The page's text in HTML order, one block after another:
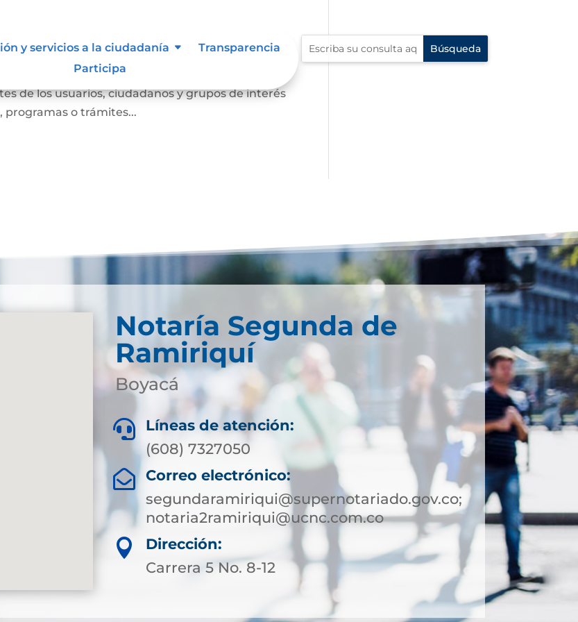
y servicios a la ciudadanía
Transparencia
Participa
participación que busca conocer las opiniones,
de los usuarios, ciudadanos y grupos de interés
programas o trámites...
Notaría Segunda de
Ramiriquí
Boyacá

Líneas de atención:
(608) 7327050

Correo electrónico:
segundaramiriqui@supernotariado.gov.co;
notaria2ramiriqui@ucnc.com.co

Dirección:
Carrera 5 No. 8-12